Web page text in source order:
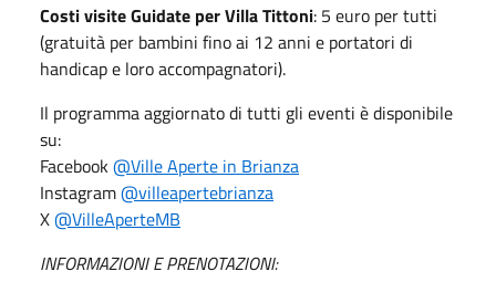
Costi visite Guidate per Villa Tittoni: 5 euro per tutti
(gratuità per bambini fino ai 12 anni e portatori di
handicap e loro accompagnatori).
Il programma aggiornato di tutti gli eventi è disponibile
su:
Facebook@Ville Aperte in Brianza
Instagram@villeapertebrianza
X@VilleAperteMB
INFORMAZIONI E PRENOTAZIONI: